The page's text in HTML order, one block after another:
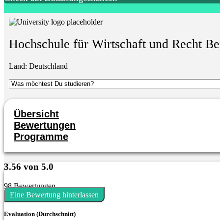
Hochschule für Wirtschaft und Recht
Land: Deutschland
Übersicht
Bewertungen
Programme
3.56 von 5.0
98 Bewertungen
Eine Bewertung hinterlassen
Evaluation (Durchschnitt)